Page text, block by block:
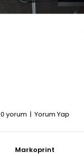
0 yorum | Yorum Yap
Markoprint